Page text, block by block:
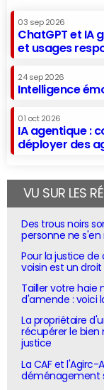
03 sep 2026
ChatGPT et IA
et usages
24 sep 2026
Intelligence
01 oct 2026
IA agentique :
déployer des
VU SUR LES
Des trous noirs
personne ne
Pour la justice
voisin est un
Tailler votre haie
d'amende : voici
La propriétaire
récupérer le bien
justice
La CAF et
déménagement